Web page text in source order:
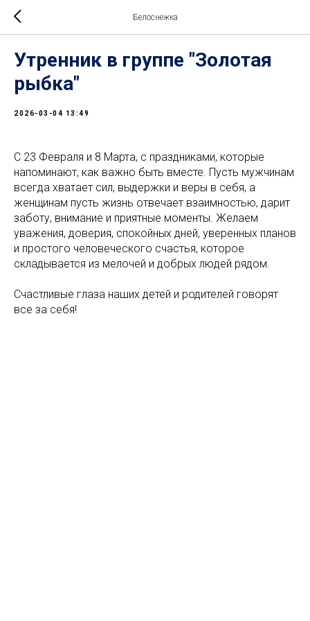
Белоснежка
Утренник в группе "Золотая
рыбка"
2026-03-04 13:49
С 23 Февраля и 8 Марта, с праздниками, которые
напоминают, как важно быть вместе. Пусть мужчинам
всегда хватает сил, выдержки и веры в себя, а
женщинам пусть жизнь отвечает взаимностью, дарит
заботу, внимание и приятные моменты. Желаем
уважения, доверия, спокойных дней, уверенных планов
и простого человеческого счастья, которое
складывается из мелочей и добрых людей рядом.
Счастливые глаза наших детей и родителей говорят
все за себя!